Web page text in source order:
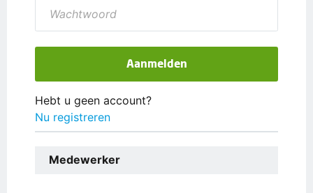
Medewerker
Aanmelden
Hebt u geen account?
Nu registreren